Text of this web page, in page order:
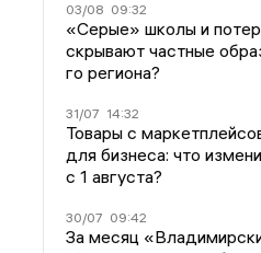
03/08 09:32
«Серые» школы и
скрывают частные
го региона?
31/07 14:32
Товары с
для бизнеса: что
с 1 августа?
30/07 09:42
За месяц